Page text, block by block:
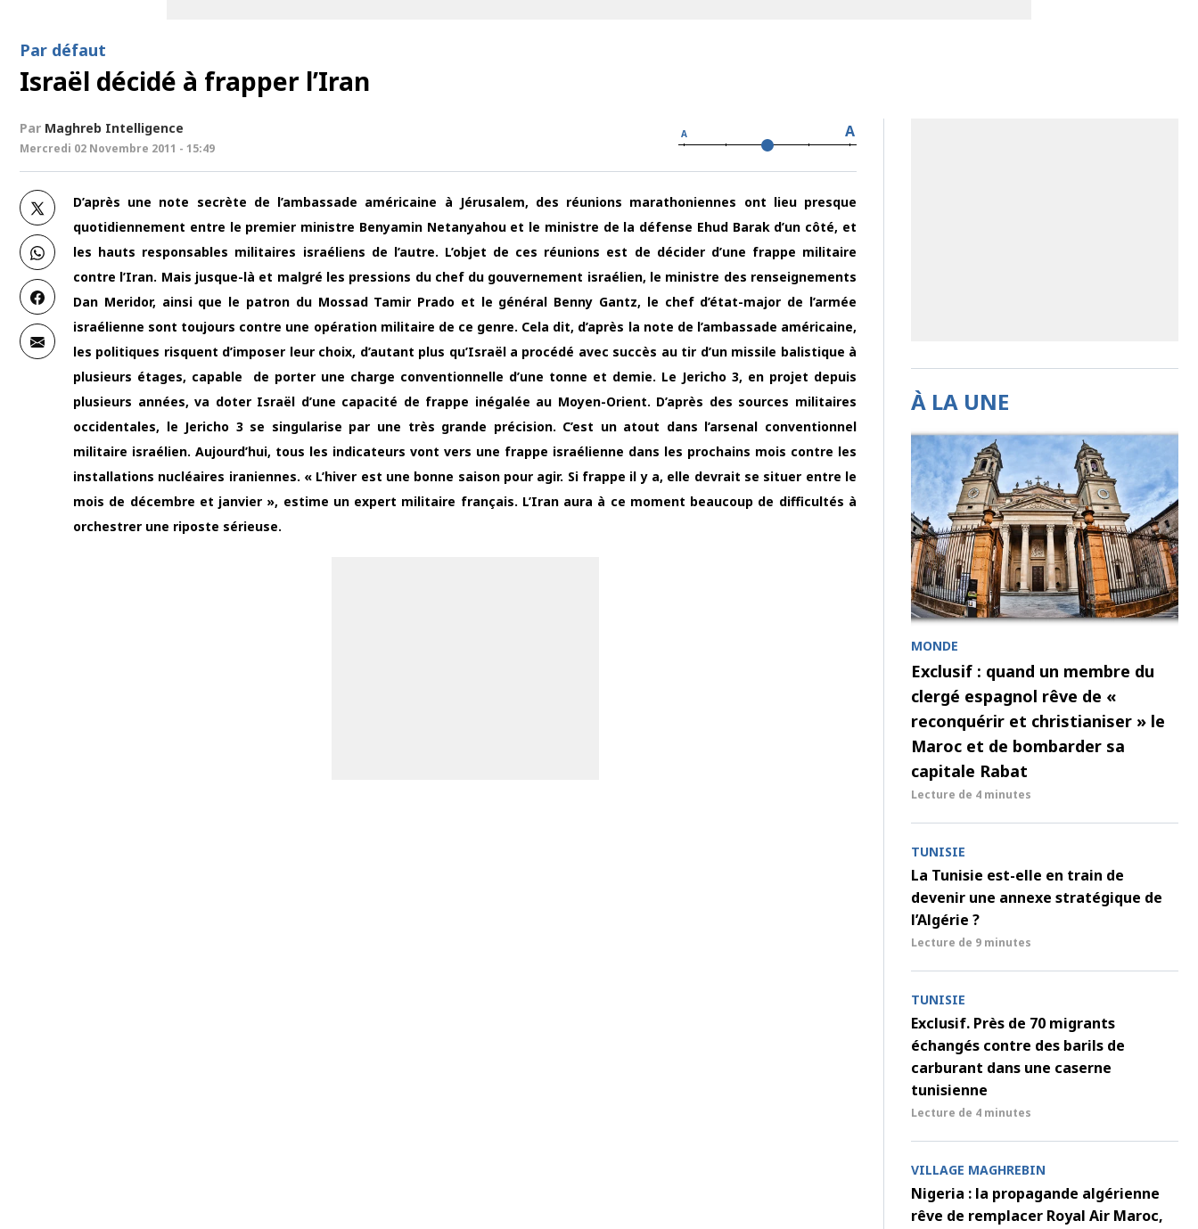
Par défaut
Israël décidé à frapper l’Iran
Par Maghreb Intelligence
Mercredi 02 Novembre 2011 - 15:49
A A
D’après une note secrète de l’ambassade américaine à Jérusalem, des réunions marathoniennes ont lieu presque
quotidiennement entre le premier ministre Benyamin Netanyahou et le ministre de la défense Ehud Barak d’un côté, et
les hauts responsables militaires israéliens de l’autre. L’objet de ces réunions est de décider d’une frappe militaire
contre l’Iran. Mais jusque-là et malgré les pressions du chef du gouvernement israélien, le ministre des renseignements
Dan Meridor, ainsi que le patron du Mossad Tamir Prado et le général Benny Gantz, le chef d’état-major de l’armée
israélienne sont toujours contre une opération militaire de ce genre. Cela dit, d’après la note de l’ambassade américaine,
les politiques risquent d’imposer leur choix, d’autant plus qu’Israël a procédé avec succès au tir d’un missile balistique à
plusieurs étages, capable de porter une charge conventionnelle d’une tonne et demie. Le Jericho 3, en projet depuis
plusieurs années, va doter Israël d’une capacité de frappe inégalée au Moyen-Orient. D’après des sources militaires
occidentales, le Jericho 3 se singularise par une très grande précision. C’est un atout dans l’arsenal conventionnel
militaire israélien. Aujourd’hui, tous les indicateurs vont vers une frappe israélienne dans les prochains mois contre les
installations nucléaires iraniennes. « L’hiver est une bonne saison pour agir. Si frappe il y a, elle devrait se situer entre le
mois de décembre et janvier », estime un expert militaire français. L’Iran aura à ce moment beaucoup de difficultés à
orchestrer une riposte sérieuse.
À LA UNE
MONDE
Exclusif : quand un membre du
clergé espagnol rêve de «
reconquérir et christianiser » le
Maroc et de bombarder sa
capitale Rabat
Lecture de 4 minutes
TUNISIE
La Tunisie est-elle en train de
devenir une annexe stratégique de
l’Algérie ?
Lecture de 9 minutes
TUNISIE
Exclusif. Près de 70 migrants
échangés contre des barils de
carburant dans une caserne
tunisienne
Lecture de 4 minutes
VILLAGE MAGHREBIN
Nigeria : la propagande algérienne
rêve de remplacer Royal Air Maroc,